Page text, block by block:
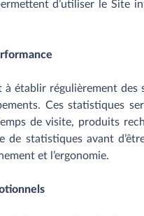
d’utiliser le Site
à établir régulièrement
Ces statistiques
de visite, produits
de statistiques avant
et l’ergonomie.